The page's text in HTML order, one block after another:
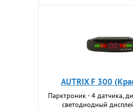
AUTRIX F 300
Парктроник - 4 датчика,
светодиодный